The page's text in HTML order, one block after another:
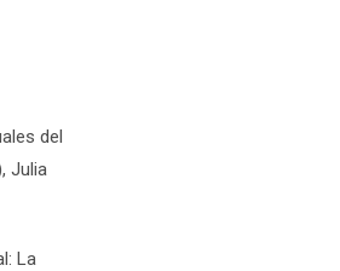
del
Julia
La